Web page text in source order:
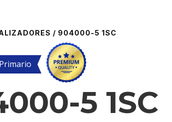
/ 904000-5 1SC
5 1SC